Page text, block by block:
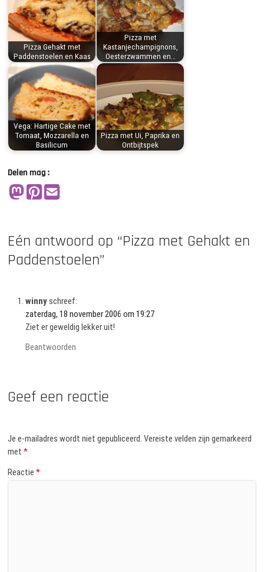
Pizza Gehakt met
Paddenstoelen en Kaas
Pizza met
Kastanjechampignons,
Oesterzwammen en…
Vega: Hartige Cake met
Tomaat, Mozzarella en
Basilicum
Pizza met Ui, Paprika en
Ontbijtspek
Delen mag :
Eén antwoord op “Pizza met Gehakt en
Paddenstoelen”
winnyschreef:
zaterdag, 18 november 2006 om 19:27
Ziet er geweldig lekker uit!
Beantwoorden
Geef een reactie
Je e-mailadres wordt niet gepubliceerd. Vereiste velden zijn gemarkeerd
met*
Reactie*